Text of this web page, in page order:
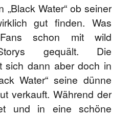
„Black Water“ ob seiner
gut finden. Was
schon mit wild
gequält. Die
sich dann aber doch in
Water“ seine dünne
verkauft. Während der
und in eine schöne